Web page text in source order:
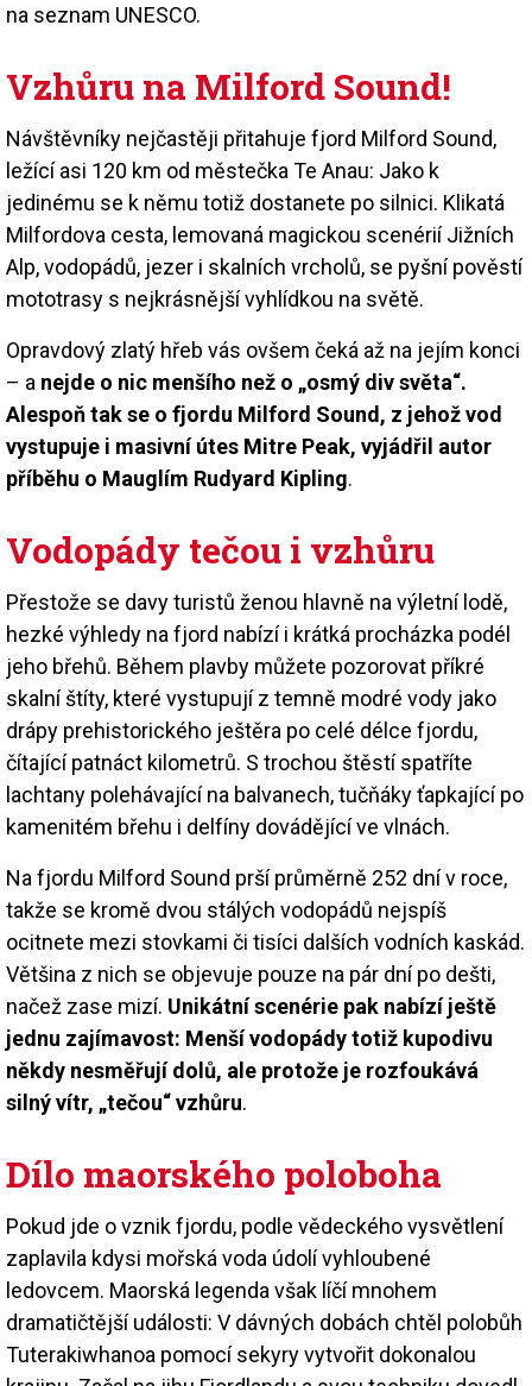
na seznam UNESCO.
Vzhůru na Milford Sound!
Návštěvníky nejčastěji přitahuje fjord Milford Sound,
ležící asi 120 km od městečka Te Anau: Jako k
jedinému se k němu totiž dostanete po silnici. Klikatá
Milfordova cesta, lemovaná magickou scenérií Jižních
Alp, vodopádů, jezer i skalních vrcholů, se pyšní pověstí
mototrasy s nejkrásnější vyhlídkou na světě.
Opravdový zlatý hřeb vás ovšem čeká až na jejím konci
– a nejde o nic menšího než o „osmý div světa“.
Alespoň tak se o fjordu Milford Sound, z jehož vod
vystupuje i masivní útes Mitre Peak, vyjádřil autor
příběhu o Mauglím Rudyard Kipling.
Vodopády tečou i vzhůru
Přestože se davy turistů ženou hlavně na výletní lodě,
hezké výhledy na fjord nabízí i krátká procházka podél
jeho břehů. Během plavby můžete pozorovat příkré
skalní štíty, které vystupují z temně modré vody jako
drápy prehistorického ještěra po celé délce fjordu,
čítající patnáct kilometrů. S trochou štěstí spatříte
lachtany polehávající na balvanech, tučňáky ťapkající po
kamenitém břehu i delfíny dovádějící ve vlnách.
Na fjordu Milford Sound prší průměrně 252 dní v roce,
takže se kromě dvou stálých vodopádů nejspíš
ocitnete mezi stovkami či tisíci dalších vodních kaskád.
Většina z nich se objevuje pouze na pár dní po dešti,
načež zase mizí. Unikátní scenérie pak nabízí ještě
jednu zajímavost: Menší vodopády totiž kupodivu
někdy nesměřují dolů, ale protože je rozfoukává
silný vítr, „tečou“ vzhůru.
Dílo maorského poloboha
Pokud jde o vznik fjordu, podle vědeckého vysvětlení
zaplavila kdysi mořská voda údolí vyhloubené
ledovcem. Maorská legenda však líčí mnohem
dramatičtější události: V dávných dobách chtěl polobůh
Tuterakiwhanoa pomocí sekyry vytvořit dokonalou